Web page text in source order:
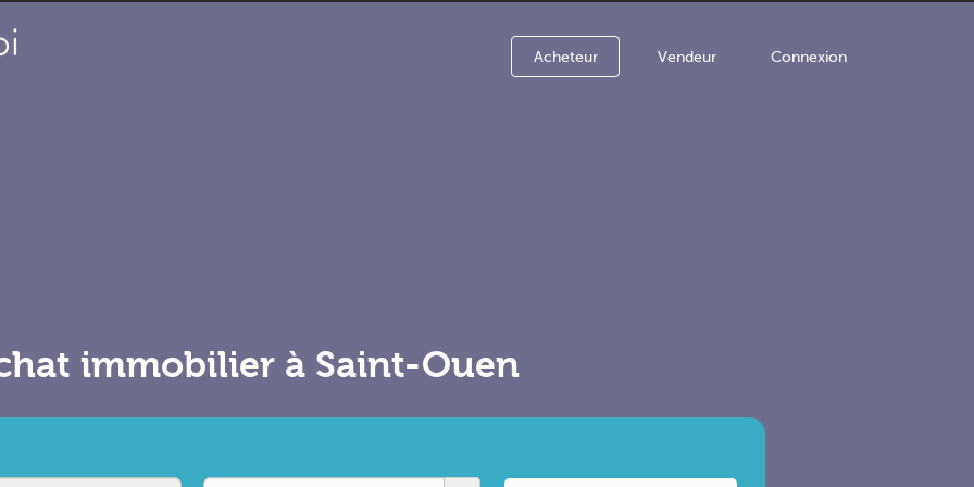
Acheteur Vendeur Connexion
immobilier à Saint-Ouen